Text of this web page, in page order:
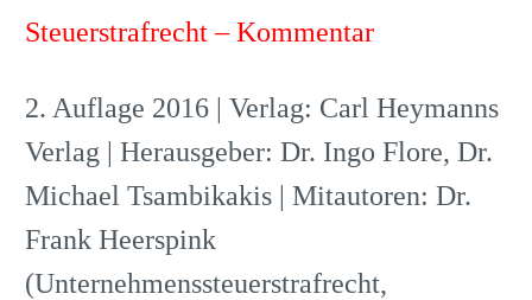
Steuerstrafrecht – Kommentar
2. Auflage 2016 | Verlag: Carl Heymanns
Verlag | Herausgeber: Dr. Ingo Flore, Dr.
Michael Tsambikakis | Mitautoren: Dr.
Frank Heerspink
(Unternehmenssteuerstrafrecht,